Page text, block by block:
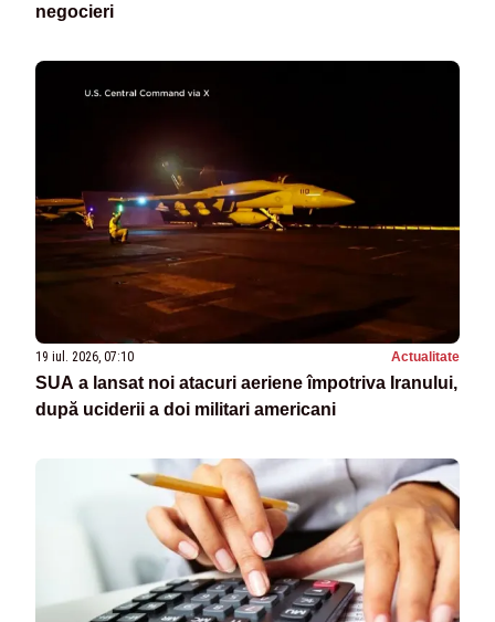
negocieri
19 iul. 2026, 07:10 Actualitate
SUA a lansat noi atacuri aeriene împotriva Iranului,
după uciderii a doi militari americani